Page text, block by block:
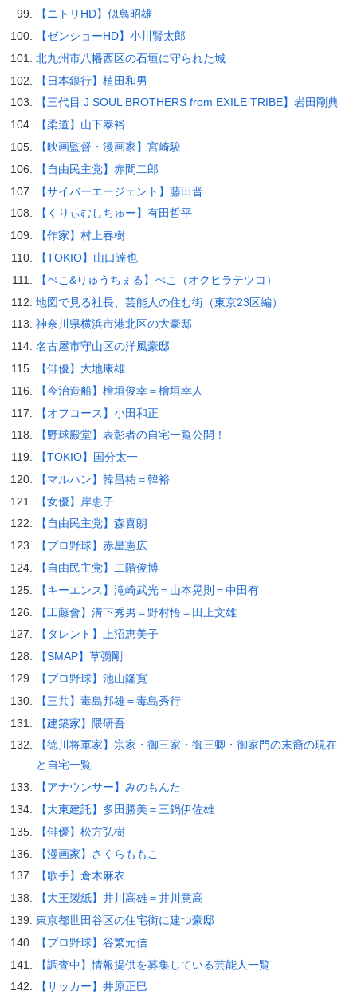
【ニトリHD】似鳥昭雄
【ゼンショーHD】小川賢太郎
北九州市八幡西区の石垣に守られた城
【日本銀行】植田和男
【三代目 J SOUL BROTHERS from EXILE TRIBE】岩田剛典
【柔道】山下泰裕
【映画監督・漫画家】宮崎駿
【自由民主党】赤間二郎
【サイバーエージェント】藤田晋
【くりぃむしちゅー】有田哲平
【作家】村上春樹
【TOKIO】山口達也
【ぺこ&りゅうちぇる】ぺこ（オクヒラテツコ）
地図で見る社長、芸能人の住む街（東京23区編）
神奈川県横浜市港北区の大豪邸
名古屋市守山区の洋風豪邸
【俳優】大地康雄
【今治造船】檜垣俊幸＝檜垣幸人
【オフコース】小田和正
【野球殿堂】表彰者の自宅一覧公開！
【TOKIO】国分太一
【マルハン】韓昌祐＝韓裕
【女優】岸恵子
【自由民主党】森喜朗
【プロ野球】赤星憲広
【自由民主党】二階俊博
【キーエンス】滝崎武光＝山本晃則＝中田有
【工藤會】溝下秀男＝野村悟＝田上文雄
【タレント】上沼恵美子
【SMAP】草彅剛
【プロ野球】池山隆寛
【三共】毒島邦雄＝毒島秀行
【建築家】隈研吾
【徳川将軍家】宗家・御三家・御三卿・御家門の末裔の現在
と自宅一覧
【アナウンサー】みのもんた
【大東建託】多田勝美＝三鍋伊佐雄
【俳優】松方弘樹
【漫画家】さくらももこ
【歌手】倉木麻衣
【大王製紙】井川高雄＝井川意高
東京都世田谷区の住宅街に建つ豪邸
【プロ野球】谷繁元信
【調査中】情報提供を募集している芸能人一覧
【サッカー】井原正巳